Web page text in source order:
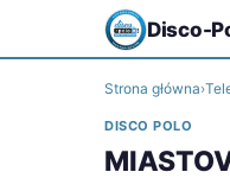
Disco-
Strona główna›
DISCO POLO